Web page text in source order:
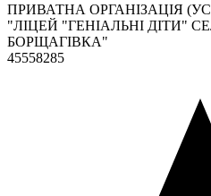
ПРИВАТНА ОРГАНІЗАЦІЯ
"ЛІЦЕЙ "ГЕНІАЛЬНІ ДІТИ"
БОРЩАГІВКА"
45558285